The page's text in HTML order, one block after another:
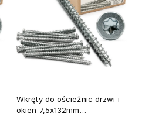
Wkręty do ościeżnic drzwi i
okien 7,5x132mm